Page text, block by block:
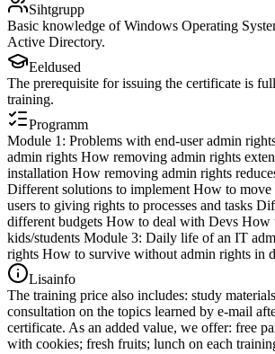
Sihtgrupp
Basic knowledge of Windows Operating
Active Directory.
Eeldused
The prerequisite for issuing the certificate is
training.
Programm
Module 1: Problems with end-user admin
admin rights How removing admin rights
installation How removing admin rights
Different solutions to implement How to
users to giving rights to processes and tasks
different budgets How to deal with Devs How
kids/students Module 3: Daily life of an IT
rights How to survive without admin rights in
Lisainfo
The training price also includes: study
consultation on the topics learned by e-mail
certificate. As an added value, we offer: free
with cookies; fresh fruits; lunch on each